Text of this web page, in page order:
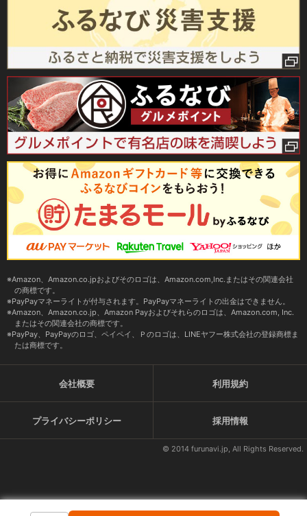
Amazon、Amazon.co.jpおよびそのロゴは、Amazon.com,Inc.またはその関連会社
の商標です。
PayPayマネーライトが付与されます。PayPayマネーライトの出金はできません。
Amazon、Amazon.co.jp、Amazon Payおよびそれらのロゴは、Amazon.com, Inc.
またはその関連会社の商標です。
PayPay、PayPayのロゴ、ペイペイ、Ｐのロゴは、LINEヤフー株式会社の登録商標ま
たは商標です。
会社概要 利用規約
プライバシーポリシー 採用情報
© 2014 furunavi.jp, All Rights Reserved.